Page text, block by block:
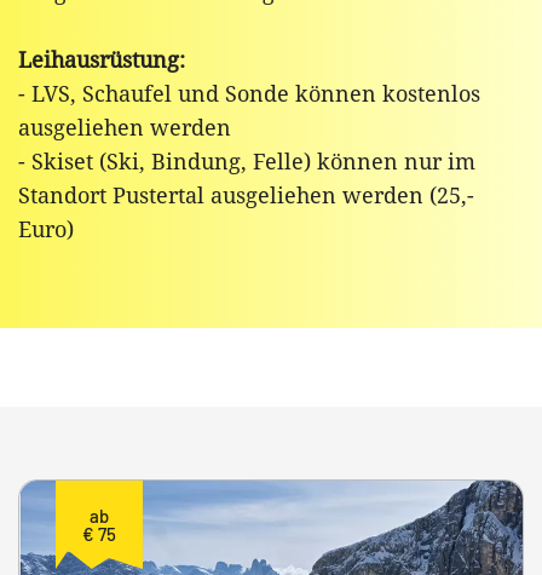
Leihausrüstung:
- LVS, Schaufel und Sonde können kostenlos
ausgeliehen werden
- Skiset (Ski, Bindung, Felle) können nur im
Standort Pustertal ausgeliehen werden (25,-
Euro)
ab
€ 75